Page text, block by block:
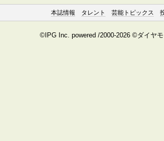
本誌情報 タレント 芸能トピックス
©IPG Inc. powered /2000-2026 ©ダイヤ